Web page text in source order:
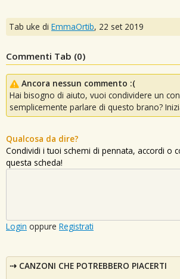
Tab uke di EmmaOrtib, 22 set 2019
Commenti Tab (0)
Ancora nessun commento :(
Hai bisogno di aiuto, vuoi condividere un
semplicemente parlare di questo brano?
Qualcosa da dire?
Condividi i tuoi schemi di pennata, accordi o
questa scheda!
Login oppure Registrati
CANZONI CHE POTREBBERO PIACERTI